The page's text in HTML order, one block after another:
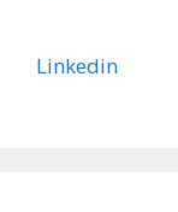
Linkedin